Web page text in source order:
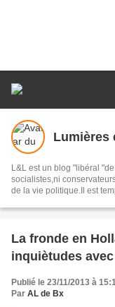
Lumières
L&L est un blog "libéral
socialistes,ni
de la vie politique.Il est
véritable.
La fronde en
inquiètudes
Publié le 23/11/2013 à
Par AL de Bx